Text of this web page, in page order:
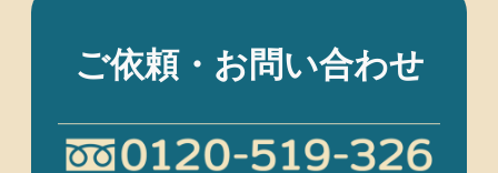
ご依頼・お問い合わせ